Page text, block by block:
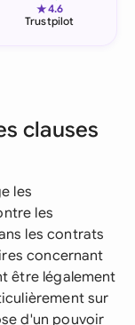
★4.6
Trustpilot
clauses
les
les
les contrats
concernant
être légalement
sur
d'un pouvoir